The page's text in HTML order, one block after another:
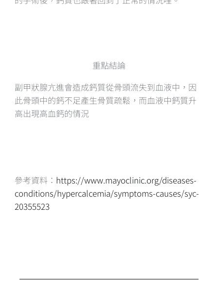
重點結論
副甲狀腺亢進會造成鈣質從骨頭流失到血液中，因
此骨頭中的鈣不足產生骨質疏鬆，而血液中鈣質升
高出現高血鈣的情況
參考資料： https://www.mayoclinic.org/diseases-
conditions/hypercalcemia/symptoms-causes/syc-
20355523